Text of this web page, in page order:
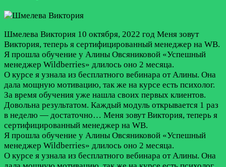
Шмелева Виктория 10 октября, 2022 год Меня зовут
Виктория, теперь я сертифицированный менеджер на WB.
Я прошла обучение у Алины Овсяниковой «Успешный
менеджер Wildberries» длилось оно 2 месяца.
О курсе я узнала из бесплатного вебинара от Алины. Она
дала мощную мотивацию, так же на курсе есть психолог.
За время обучения уже нашла своих первых клиентов.
Довольна результатом. Каждый модуль открывается 1 раз
в неделю — достаточно… Меня зовут Виктория, теперь я
сертифицированный менеджер на WB.
Я прошла обучение у Алины Овсяниковой «Успешный
менеджер Wildberries» длилось оно 2 месяца.
О курсе я узнала из бесплатного вебинара от Алины. Она